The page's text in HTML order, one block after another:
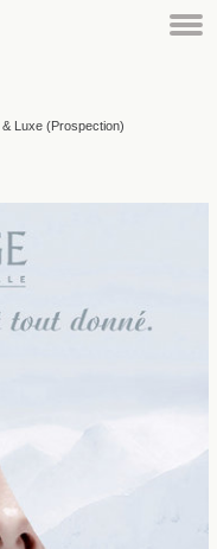
Luxe (Prospection)